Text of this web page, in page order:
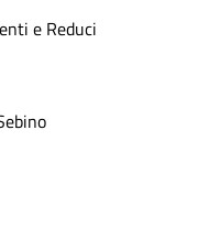
e Reduci